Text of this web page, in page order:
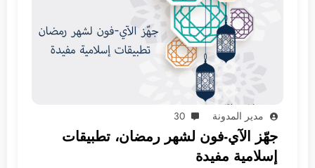
مدير المدونة 30
جهّز الآي-فون لشهر رمضان، تطبيقات
إسلامية مفيدة